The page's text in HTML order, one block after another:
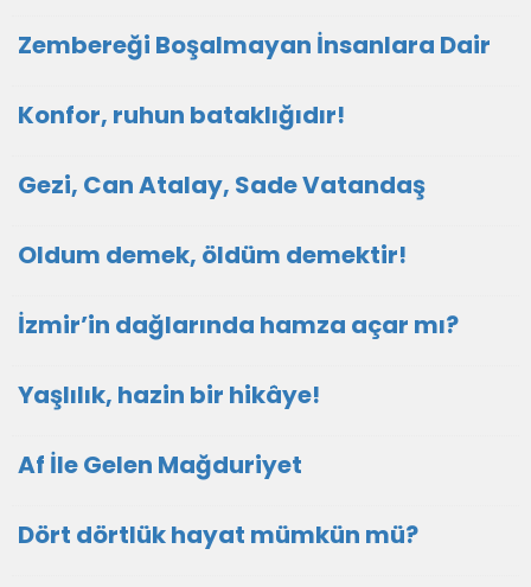
Zembereği Boşalmayan İnsanlara Dair
Konfor, ruhun bataklığıdır!
Gezi, Can Atalay, Sade Vatandaş
Oldum demek, öldüm demektir!
İzmir’in dağlarında hamza açar mı?
Yaşlılık, hazin bir hikâye!
Af İle Gelen Mağduriyet
Dört dörtlük hayat mümkün mü?